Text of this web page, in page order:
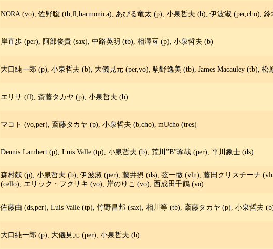
NORA (vo), 佐野聡 (tb,fl,harmonica), あびる竜太 (p), 小泉哲夫 (b), 伊波淑 (per,cho), 鈴
岸直歩 (per), 阿部俊貴 (sax), 中路英明 (tb), 相澤亙 (p), 小泉哲夫 (b)
大口純一郎 (p), 小泉哲夫 (b), 大儀見元 (per,vo), 駒野逸美 (tb), James Macauley (tb), 松
エリサ (fl), 斎藤タカヤ (p), 小泉哲夫 (b)
マコト (vo,per), 斎藤タカヤ (p), 小泉哲夫 (b,cho), mUcho (tres)
Dennis Lambert (p), Luis Valle (tp), 小泉哲夫 (b), 荒川”B”琢哉 (per), 平川象士 (ds)
森村献 (p), 小泉哲夫 (b), 伊波淑 (per), 藤井摂 (ds), 弦一徹 (vln), 藤田クリスチーナ
(cello), エリック・フクサキ (vo), 岸のりこ (vo), 西成田千鶴 (vo)
佐藤由 (ds,per), Luis Valle (tp), 竹野昌邦 (sax), 相川等 (tb), 斎藤タカヤ (p), 小泉哲夫
大口純一郎 (p), 大儀見元 (per), 小泉哲夫 (b)